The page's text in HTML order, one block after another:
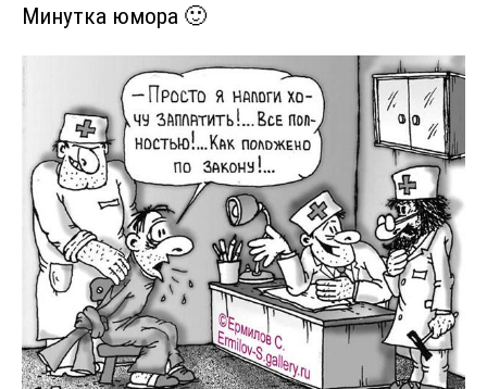
Минутка юмора 🙂